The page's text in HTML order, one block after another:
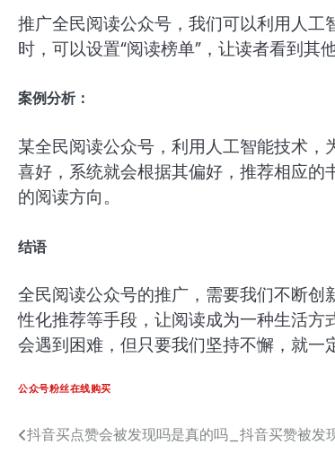
推广全民阅读公众号，我们可以利用人
时，可以设置“阅读榜单”，让读者看到其
案例分析：
某全民阅读公众号，利用人工智能技术
喜好，系统就会根据其偏好，推荐相应
的阅读方向。
结语
全民阅读公众号的推广，需要我们不断
性化推荐等手段，让阅读成为一种生活
会遇到困难，但只要我们坚持不懈，就一
公众号粉丝在线购买
文抖音买点赞会被发现吗是真的吗_抖音买赞被发